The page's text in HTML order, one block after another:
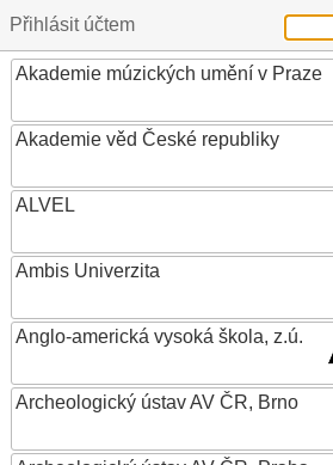
Přihlásit účtem
Akademie múzických umění v Praze
Akademie věd České republiky
ALVEL
Ambis Univerzita
Anglo-americká vysoká škola, z.ú.
Archeologický ústav AV ČR, Brno